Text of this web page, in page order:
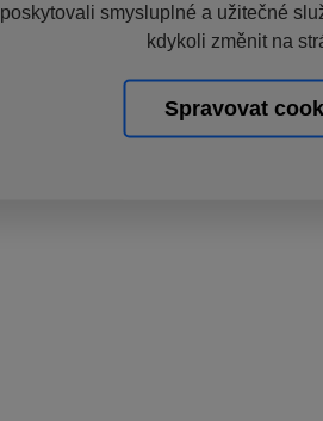
poskytovali smysluplné a užitečné
kdykoli změnit na
Spravovat